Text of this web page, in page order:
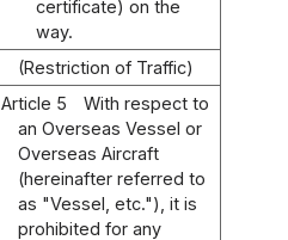
certificate) on the
way.
(Restriction of Traffic)
Article 5
With respect to
an Overseas Vessel or
Overseas Aircraft
(hereinafter referred to
as "Vessel, etc."), it is
prohibited for any